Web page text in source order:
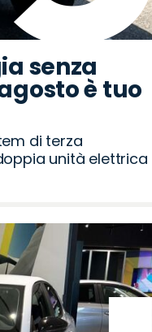
senza
è tuo
di terza
unità elettrica